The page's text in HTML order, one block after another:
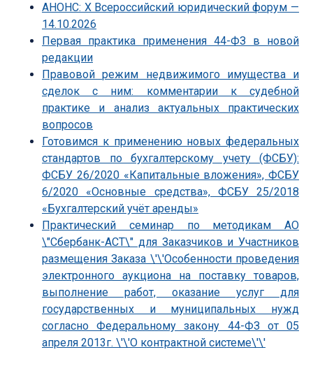
АНОНС: Х Всероссийский юридический форум —
14.10.2026
Первая практика применения 44-ФЗ в новой
редакции
Правовой режим недвижимого имущества и
сделок с ним: комментарии к судебной
практике и анализ актуальных практических
вопросов
Готовимся к применению новых федеральных
стандартов по бухгалтерскому учету (ФСБУ):
ФСБУ 26/2020 «Капитальные вложения», ФСБУ
6/2020 «Основные средства», ФСБУ 25/2018
«Бухгалтерский учёт аренды»
Практический семинар по методикам АО
\"Сбербанк-АСТ\" для Заказчиков и Участников
размещения Заказа \'\'Особенности проведения
электронного аукциона на поставку товаров,
выполнение работ, оказание услуг для
государственных и муниципальных нужд
согласно Федеральному закону 44-ФЗ от 05
апреля 2013г. \'\'О контрактной системе\'\'